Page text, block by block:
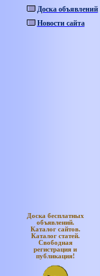
Доска объявлений
Новости сайта
Доска бесплатных
объявлений.
Каталог сайтов.
Каталог статей.
Свободная
регистрация и
публикация!